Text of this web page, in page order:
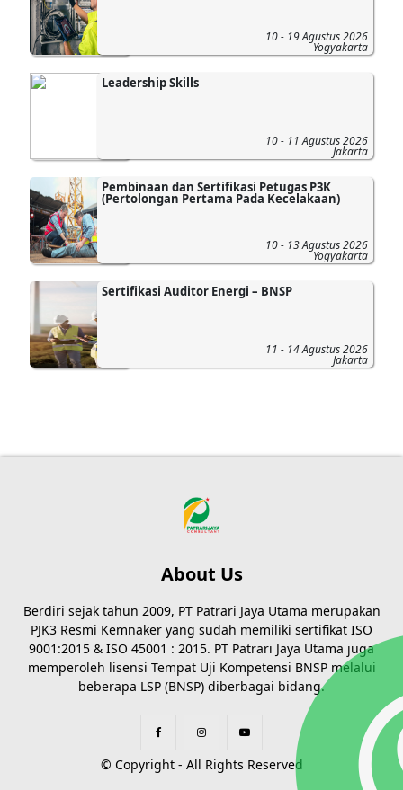
10 - 19 Agustus 2026
Yogyakarta
Leadership Skills
10 - 11 Agustus 2026
Jakarta
Pembinaan dan Sertifikasi Petugas P3K
(Pertolongan Pertama Pada Kecelakaan)
10 - 13 Agustus 2026
Yogyakarta
Sertifikasi Auditor Energi – BNSP
11 - 14 Agustus 2026
Jakarta
About Us
Berdiri sejak tahun 2009, PT Patrari Jaya Utama merupakan
PJK3 Resmi Kemnaker yang sudah memiliki sertifikat ISO
9001:2015 & ISO 45001 : 2015. PT Patrari Jaya Utama juga
memperoleh lisensi Tempat Uji Kompetensi BNSP melalui
beberapa LSP (BNSP) diberbagai bidang.
© Copyright - All Rights Reserved